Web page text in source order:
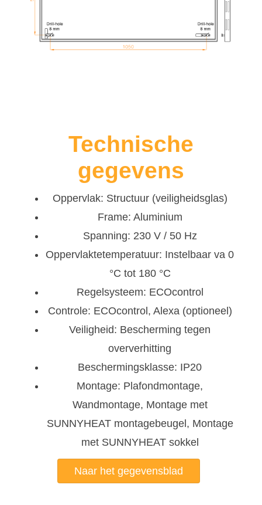
Technische
gegevens
Oppervlak: Structuur (veiligheidsglas)
Frame: Aluminium
Spanning: 230 V / 50 Hz
Oppervlaktetemperatuur: Instelbaar va 0
°C tot 180 °C
Regelsysteem: ECOcontrol
Controle: ECOcontrol, Alexa (optioneel)
Veiligheid: Bescherming tegen
oververhitting
Beschermingsklasse: IP20
Montage: Plafondmontage,
Wandmontage, Montage met
SUNNYHEAT montagebeugel, Montage
met SUNNYHEAT sokkel
Naar het gegevensblad